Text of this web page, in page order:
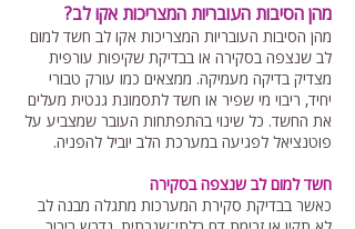
מהן הסיבות העובריות המצריכות אקו לב?
מהן הסיבות העובריות המצריכות אקו לב חשד למום
לב שנצפה בסקירה או בבדיקת שקיפות עורפית
מצדיק בדיקה מעמיקה. ממצאים כמו עורק טבורי
יחיד, ריבוי מי שפיר או חשד לתסמונת גנטית מעלים
את החשד. כל שינוי בהתפתחות העובר שמצביע על
פוטנציאל לפגיעה במערכת הלב יוביל להפניה.
חשד למום לב שנצפה בסקירה
כאשר בבדיקת סקירת המערכות מתגלה מבנה לב